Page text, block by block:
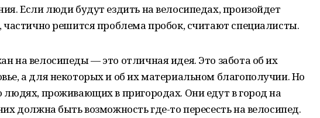
Если люди будут ездить на велосипедах, произойдет
частично решится проблема пробок, считают специалисты.
на велосипеды — это отличная идея. Это забота об их
а для некоторых и об их материальном благополучии. Но
людях, проживающих в пригородах. Они едут в город на
должна быть возможность где-то пересесть на велосипед.